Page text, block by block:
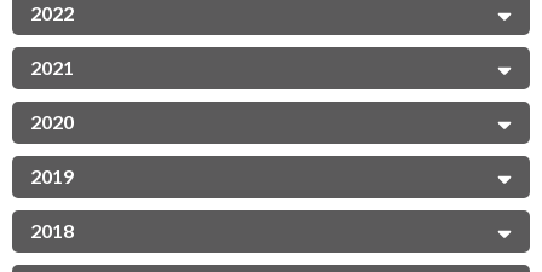
2022
2021
2020
2019
2018